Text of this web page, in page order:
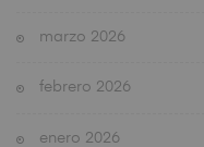
marzo 2026
febrero 2026
enero 2026